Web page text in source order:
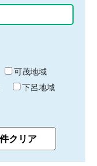
可茂地域
下呂地域